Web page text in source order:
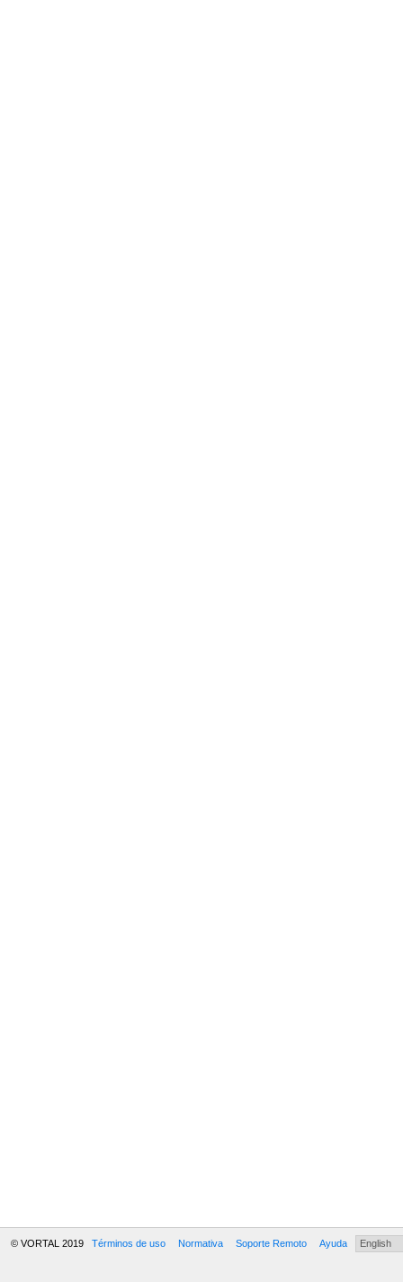
© VORTAL 2019 Términos de uso Normativa Soporte Remoto Ayuda